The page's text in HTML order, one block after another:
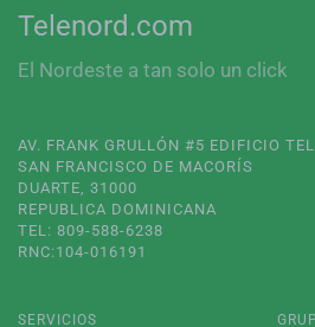
Telenord.com
El Nordeste a tan solo un click
AV. FRANK GRULLÓN #5 EDIFICIO
SAN FRANCISCO DE MACORÍS
DUARTE, 31000
REPUBLICA DOMINICANA
TEL: 809-588-6238
RNC:104-016191
SERVICIOS